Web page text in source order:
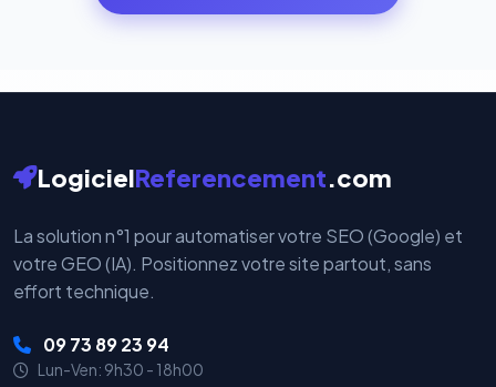
par nos serveurs — elles sont gérées directement et
LogicielReferencement.com
La solution n°1 pour automatiser votre SEO (Google) et
votre GEO (IA). Positionnez votre site partout, sans
effort technique.
09 73 89 23 94
Lun-Ven: 9h30 - 18h00